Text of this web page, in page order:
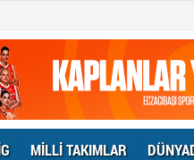
MILLI TAKIMLAR